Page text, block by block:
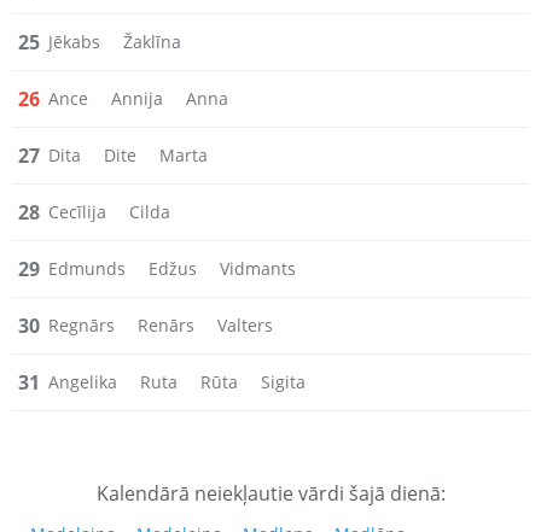
25 Jēkabs Žaklīna
26 Ance Annija Anna
27 Dita Dite Marta
28 Cecīlija Cilda
29 Edmunds Edžus Vidmants
30 Regnārs Renārs Valters
31 Angelika Ruta Rūta Sigita
Kalendārā neiekļautie vārdi šajā dienā: